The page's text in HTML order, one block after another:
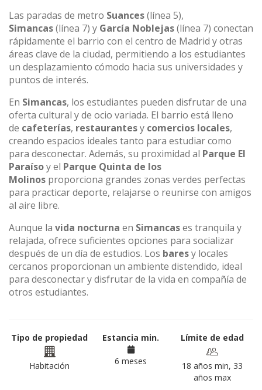
Las paradas de metro Suances(línea 5),
Simancas(línea 7) y García Noblejas(línea 7) conectan
rápidamente el barrio con el centro de Madrid y otras
áreas clave de la ciudad, permitiendo a los estudiantes
un desplazamiento cómodo hacia sus universidades y
puntos de interés.
En Simancas, los estudiantes pueden disfrutar de una
oferta cultural y de ocio variada. El barrio está lleno
de cafeterías, restaurantesy comercios locales,
creando espacios ideales tanto para estudiar como
para desconectar. Además, su proximidad al Parque El
Paraísoy el Parque Quinta de los
Molinos proporciona grandes zonas verdes perfectas
para practicar deporte, relajarse o reunirse con amigos
al aire libre.
Aunque la vida nocturna en Simancases tranquila y
relajada, ofrece suficientes opciones para socializar
después de un día de estudios. Los baresy locales
cercanos proporcionan un ambiente distendido, ideal
para desconectar y disfrutar de la vida en compañía de
otros estudiantes.
Tipo de propiedad
Habitación
Estancia min.
6 meses
Límite de edad
18 años min, 33
años max